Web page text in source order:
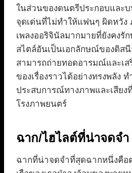
ในส่วนของดนตรีประกอบและบ
จุดเด่นที่ไม่ทำให้แฟนๆ ผิดหวัง
เพลงออริจินัลมากมายที่ยังคงรั
สไตล์อันเป็นเอกลักษณ์ของดิสนี
สามารถถ่ายทอดอารมณ์และเส
ของเรื่องราวได้อย่างทรงพลัง ท
ประสบการณ์ทางภาพและเสีย
โรงภาพยนตร์
ฉาก/ไฮไลต์ที่น่าจดจำ
ฉากที่น่าจดจำที่สุดฉากหนึ่งคือ